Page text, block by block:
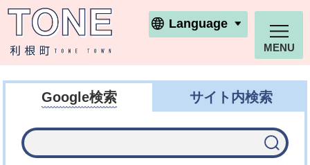
利根町ホームページ
Language
MENU
Google検索 サイト内検索